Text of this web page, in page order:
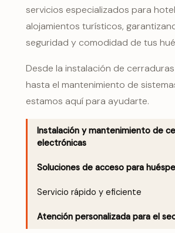
servicios especializados para
alojamientos turísticos,
seguridad y comodidad de tus
Desde la instalación de
hasta el mantenimiento de
estamos aquí para ayudarte.
Instalación y mantenimiento de
electrónicas
Soluciones de acceso para
Servicio rápido y eficiente
Atención personalizada para el